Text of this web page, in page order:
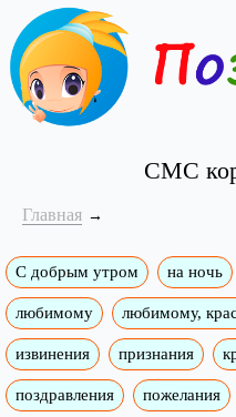
СМС
Главная
С добрым утром на ночь
любимому любимому,
извинения признания
поздравления пожелания